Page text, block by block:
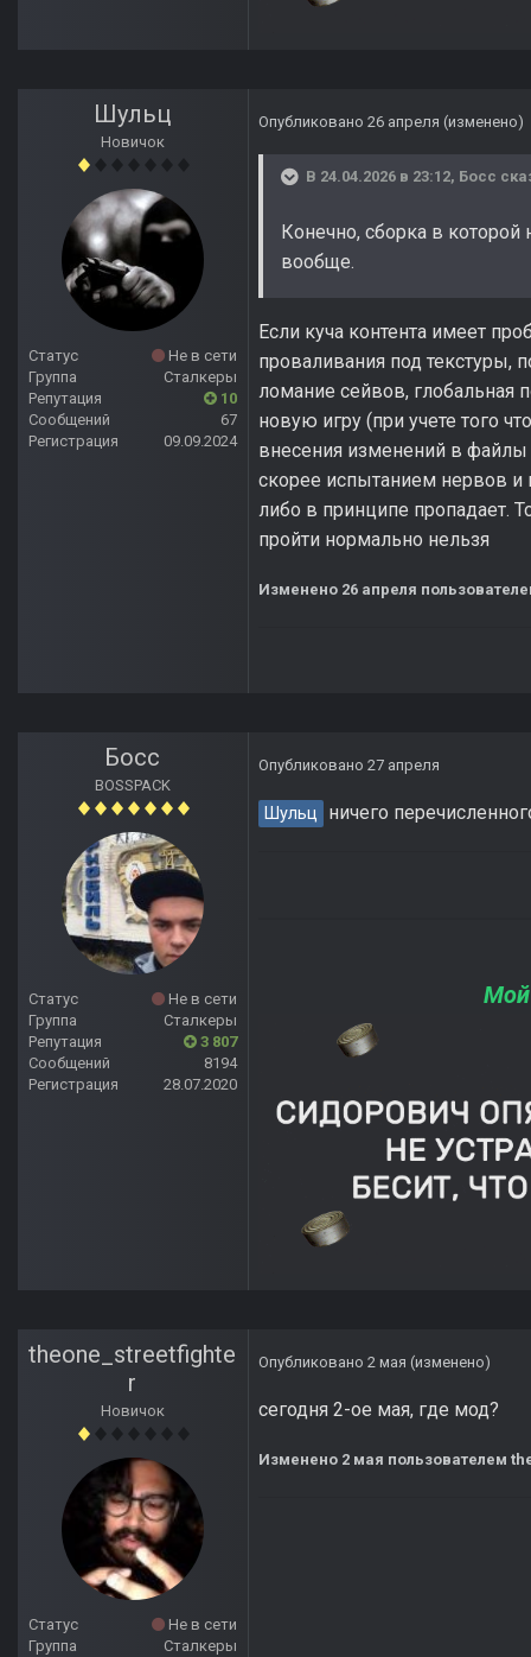
Шульц
Новичок
Статус
Не в сети
Группа
Сталкеры
Репутация
10
Сообщений
67
Регистрация
09.09.2024
Опубликовано 26 апреля (изменено)
В 24.04.2026 в 23:12, Босс
Конечно, сборка в которой
вообще.
Если куча контента имеет
проваливания под текстуры,
ломание сейвов, глобальная
новую игру (при учете того
внесения изменений в файлы
скорее испытанием нервов и
либо в принципе пропадает.
пройти нормально нельзя
Изменено 26 апреля
Босс
BOSSPACK
Статус
Не в сети
Группа
Сталкеры
Репутация
3 807
Сообщений
8194
Регистрация
28.07.2020
Опубликовано 27 апреля
Шульц ничего
theone_streetfighte
r
Новичок
Статус
Не в сети
Группа
Сталкеры
Опубликовано 2 мая (изменено)
сегодня 2-ое мая, где мод?
Изменено 2 мая пользователем